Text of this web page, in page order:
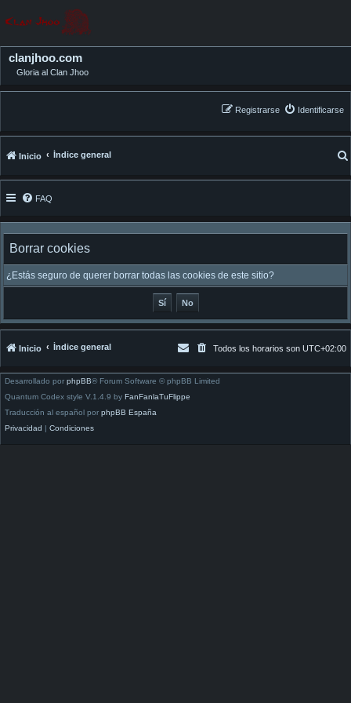
clanjhoo.com
Gloria al Clan Jhoo
Identificarse
Registrarse
Inicio Índice general
FAQ
Borrar cookies
¿Estás seguro de querer borrar todas las cookies de este sitio?
Inicio Índice general Todos los horarios son UTC+02:00
Desarrollado por phpBB® Forum Software © phpBB Limited
Quantum Codex style V.1.4.9 by FanFanlaTuFlippe
Traducción al español por phpBB España
Privacidad
Condiciones